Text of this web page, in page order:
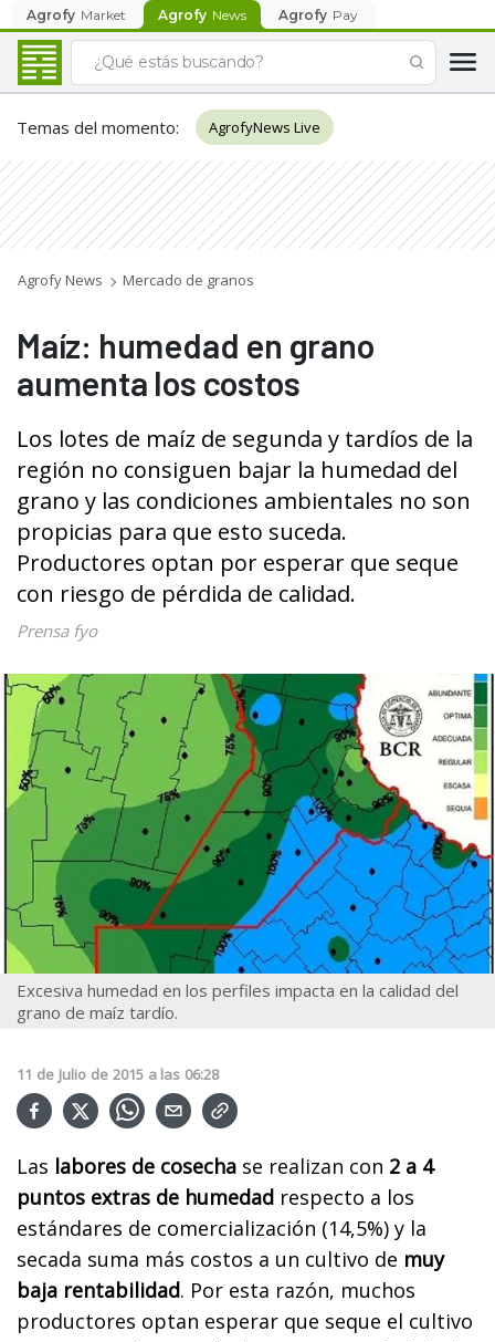
Agrofy Market Agrofy News Agrofy Pay
Temas del momento: AgrofyNews Live
Agrofy News Mercado de granos
Maíz: humedad en grano
aumenta los costos
Los lotes de maíz de segunda y tardíos de la
región no consiguen bajar la humedad del
grano y las condiciones ambientales no son
propicias para que esto suceda.
Productores optan por esperar que seque
con riesgo de pérdida de calidad.
Prensa fyo
Excesiva humedad en los perfiles impacta en la calidad del
grano de maíz tardío.
11 de Julio de 2015 a las 06:28
Las labores de cosecha se realizan con 2 a 4
puntos extras de humedad respecto a los
estándares de comercialización (14,5%) y la
secada suma más costos a un cultivo de muy
baja rentabilidad. Por esta razón, muchos
productores optan esperar que seque el cultivo